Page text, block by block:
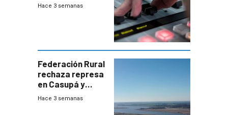
Hace 3 semanas
Federación Rural
rechaza represa
en Casupá y
firma demanda
Hace 3 semanas